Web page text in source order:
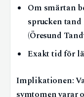
Om smärtan
sprucken
(Öresund
Exakt tid för
Implikationen: